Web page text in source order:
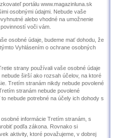
portálu www.magazinluna.sk
osobnými údajmi. Nebude vaše
alebo vhodné na umožnenie
voči vám.
osobné údaje, budeme mať dohodu, že
Vyhlásením o ochrane osobných
strany používali vaše osobné údaje
širší ako rozsah účelov, na ktoré
Tretím stranám nikdy nebude povolené
stranám nebude povolené
nebude potrebné na účely ich dohody s
informácie Tretím stranám, s
podľa zákona. Rovnako si
aktivity, ktoré považujeme, v dobrej